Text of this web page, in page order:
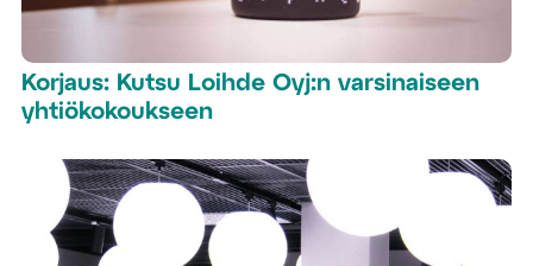
Korjaus: Kutsu Loihde Oyj:n varsinaiseen
yhtiökokoukseen